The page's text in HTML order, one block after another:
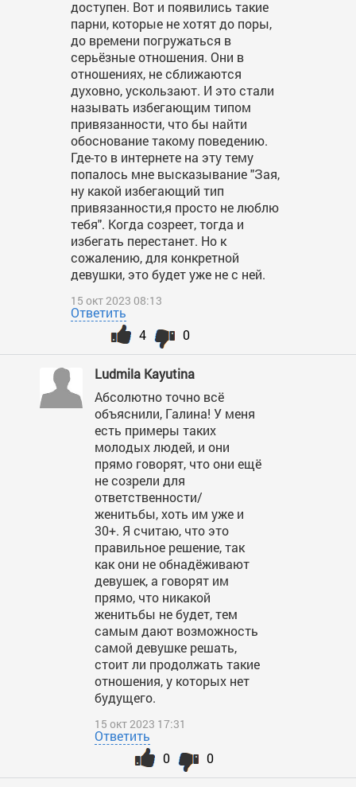
доступен. Вот и появились такие
парни, которые не хотят до поры,
до времени погружаться в
серьёзные отношения. Они в
отношениях, не сближаются
духовно, ускользают. И это стали
называть избегающим типом
привязанности, что бы найти
обоснование такому поведению.
Где-то в интернете на эту тему
попалось мне высказывание "Зая,
ну какой избегающий тип
привязанности,я просто не люблю
тебя". Когда созреет, тогда и
избегать перестанет. Но к
сожалению, для конкретной
девушки, это будет уже не с ней.
15 окт 2023 08:13
Ответить
0
4
Ludmila Kayutina
Абсолютно точно всё
объяснили, Галина! У меня
есть примеры таких
молодых людей, и они
прямо говорят, что они ещё
не созрели для
ответственности/
женитьбы, хоть им уже и
30+. Я считаю, что это
правильное решение, так
как они не обнадёживают
девушек, а говорят им
прямо, что никакой
женитьбы не будет, тем
самым дают возможность
самой девушке решать,
стоит ли продолжать такие
отношения, у которых нет
будущего.
15 окт 2023 17:31
Ответить
0
0